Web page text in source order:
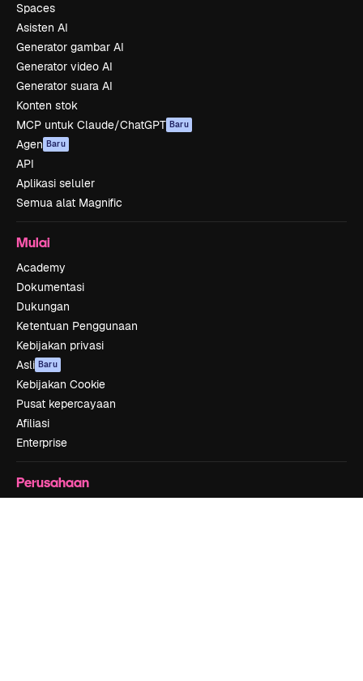
Spaces
Asisten AI
Generator gambar AI
Generator video AI
Generator suara AI
Konten stok
MCP untuk Claude/ChatGPT Baru
Agen Baru
API
Aplikasi seluler
Semua alat Magnific
Mulai
Academy
Dokumentasi
Dukungan
Ketentuan Penggunaan
Kebijakan privasi
Asli Baru
Kebijakan Cookie
Pusat kepercayaan
Afiliasi
Enterprise
Perusahaan